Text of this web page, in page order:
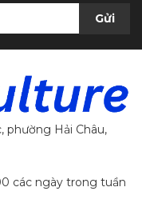
Gửi
phường Hải Châu,
các ngày trong tuần